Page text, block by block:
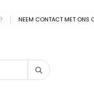
NEEM CONTACT MET ONS
Zoek